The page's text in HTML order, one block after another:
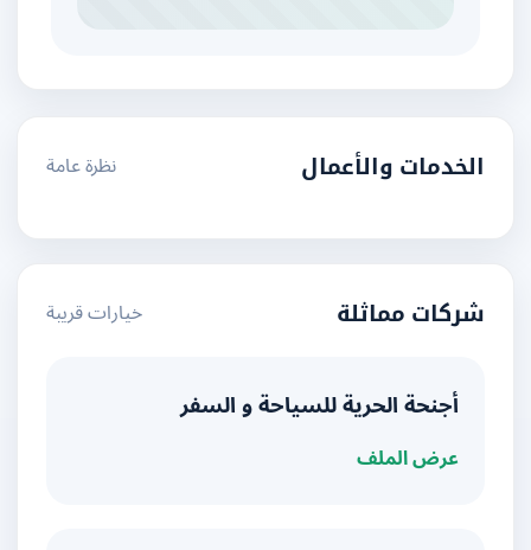
الخدمات والأعمال نظرة عامة
شركات مماثلة خيارات قريبة
أجنحة الحرية للسياحة و السفر
عرض الملف